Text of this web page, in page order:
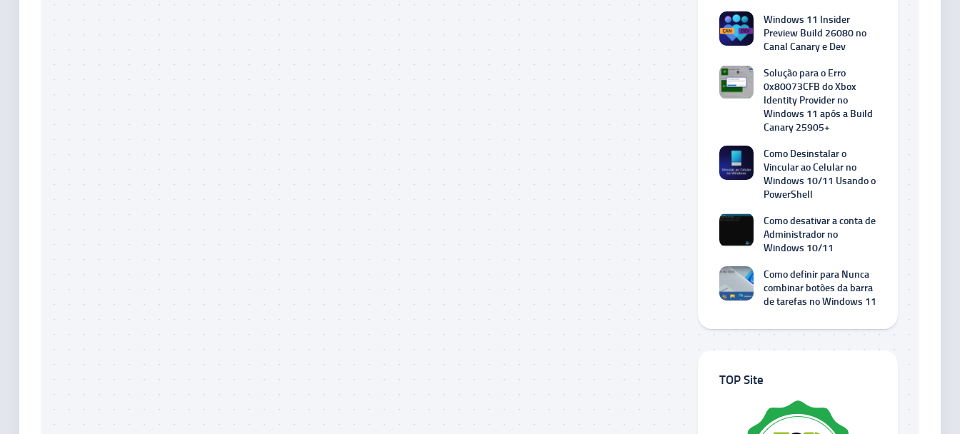
Windows 11 Insider
Preview Build 26080 no
Canal Canary e Dev
Solução para o Erro
0x80073CFB do Xbox
Identity Provider no
Windows 11 após a Build
Canary 25905+
Como Desinstalar o
Vincular ao Celular no
Windows 10/11 Usando o
PowerShell
Como desativar a conta de
Administrador no
Windows 10/11
Como definir para Nunca
combinar botões da barra
de tarefas no Windows 11
TOP Site